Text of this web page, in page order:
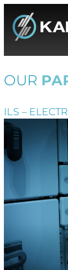
OUR
ILS –